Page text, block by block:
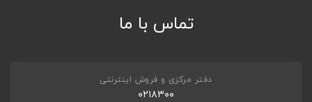
تماس با ما
دفتر مرکزی و فروش اینترنتی
۰۲۱۸۳۰۰